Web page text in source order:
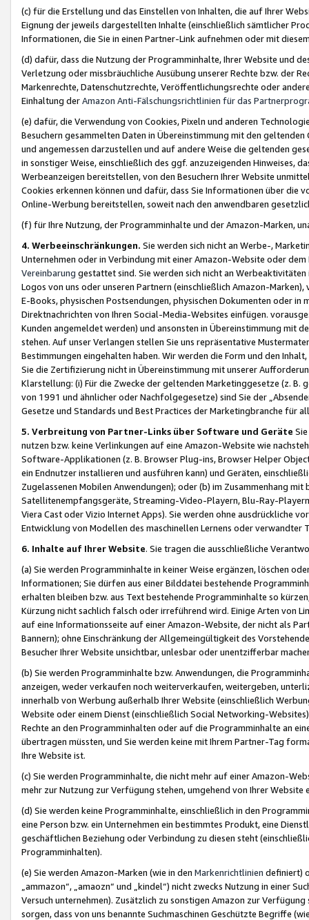
(c) für die Erstellung und das Einstellen von Inhalten, die auf Ihrer
Eignung der jeweils dargestellten Inhalte (einschließlich sämtlicher
Informationen, die Sie in einen Partner-Link aufnehmen oder mit
(d) dafür, dass die Nutzung der Programminhalte, Ihrer Website und
Verletzung oder missbräuchliche Ausübung unserer Rechte bzw. der
Markenrechte, Datenschutzrechte, Veröffentlichungsrechte oder
Einhaltung derAmazon Anti-Fälschungsrichtlinien für das
(e) dafür, die Verwendung von Cookies, Pixeln und anderen
Besuchern gesammelten Daten in Übereinstimmung mit den
und angemessen darzustellen und auf andere Weise die geltenden
in sonstiger Weise, einschließlich des ggf. anzuzeigenden Hinweises,
Werbeanzeigen bereitstellen, von den Besuchern Ihrer Website
Cookies erkennen können und dafür, dass Sie Informationen über die
Online-Werbung bereitstellen, soweit nach den anwendbaren
(f) für Ihre Nutzung, der Programminhalte und der Amazon-Marken,
4. Werbeeinschränkungen. Sie werden sich nicht an Werbe-,
Unternehmen oder in Verbindung mit einer Amazon-Website oder
Vereinbarung gestattet sind. Sie werden sich nicht an
Logos von uns oder unseren Partnern (einschließlich Amazon-
E-Books, physischen Postsendungen, physischen Dokumenten oder in
Direktnachrichten von Ihren Social-Media-Websites einfügen.
Kunden angemeldet werden) und ansonsten in Übereinstimmung mit
stehen. Auf unser Verlangen stellen Sie uns repräsentative
Bestimmungen eingehalten haben. Wir werden die Form und den
Sie die Zertifizierung nicht in Übereinstimmung mit unserer
Klarstellung: (i) Für die Zwecke der geltenden Marketinggesetze (z. B.
von 1991 und ähnlicher oder Nachfolgegesetze) sind Sie der
Gesetze und Standards und Best Practices der Marketingbranche für
5. Verbreitung von Partner-Links über Software und Geräte
nutzen bzw. keine Verlinkungen auf eine Amazon-Website wie
Software-Applikationen (z. B. Browser Plug-ins, Browser Helper
ein Endnutzer installieren und ausführen kann) und Geräten,
Zugelassenen Mobilen Anwendungen); oder (b) im Zusammenhang
Satellitenempfangsgeräte, Streaming-Video-Playern, Blu-Ray-
Viera Cast oder Vizio Internet Apps). Sie werden ohne ausdrückliche
Entwicklung von Modellen des maschinellen Lernens oder
6. Inhalte auf Ihrer Website. Sie tragen die ausschließliche
(a) Sie werden Programminhalte in keiner Weise ergänzen, löschen
Informationen; Sie dürfen aus einer Bilddatei bestehende
erhalten bleiben bzw. aus Text bestehende Programminhalte so
Kürzung nicht sachlich falsch oder irreführend wird. Einige Arten von
auf eine Informationsseite auf einer Amazon-Website, der nicht als
Bannern); ohne Einschränkung der Allgemeingültigkeit des
Besucher Ihrer Website unsichtbar, unlesbar oder unentzifferbar
(b) Sie werden Programminhalte bzw. Anwendungen, die
anzeigen, weder verkaufen noch weiterverkaufen, weitergeben,
innerhalb von Werbung außerhalb Ihrer Website (einschließlich
Website oder einem Dienst (einschließlich Social Networking-
Rechte an den Programminhalten oder auf die Programminhalte an
übertragen müssten, und Sie werden keine mit Ihrem Partner-Tag
Ihre Website ist.
(c) Sie werden Programminhalte, die nicht mehr auf einer Amazon-
mehr zur Nutzung zur Verfügung stehen, umgehend von Ihrer
(d) Sie werden keine Programminhalte, einschließlich in den
eine Person bzw. ein Unternehmen ein bestimmtes Produkt, eine
geschäftlichen Beziehung oder Verbindung zu diesen steht
Programminhalten).
(e) Sie werden Amazon-Marken (wie in den Markenrichtlinien definiert)
„ammazon“, „amaozn“ und „kindel“) nicht zwecks Nutzung in einer
Versuch unternehmen). Zusätzlich zu sonstigen Amazon zur
sorgen, dass von uns benannte Suchmaschinen Geschützte Begriffe